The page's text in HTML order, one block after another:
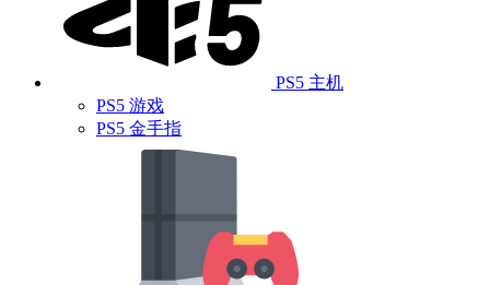
PS5 主机
PS5 游戏
PS5 金手指